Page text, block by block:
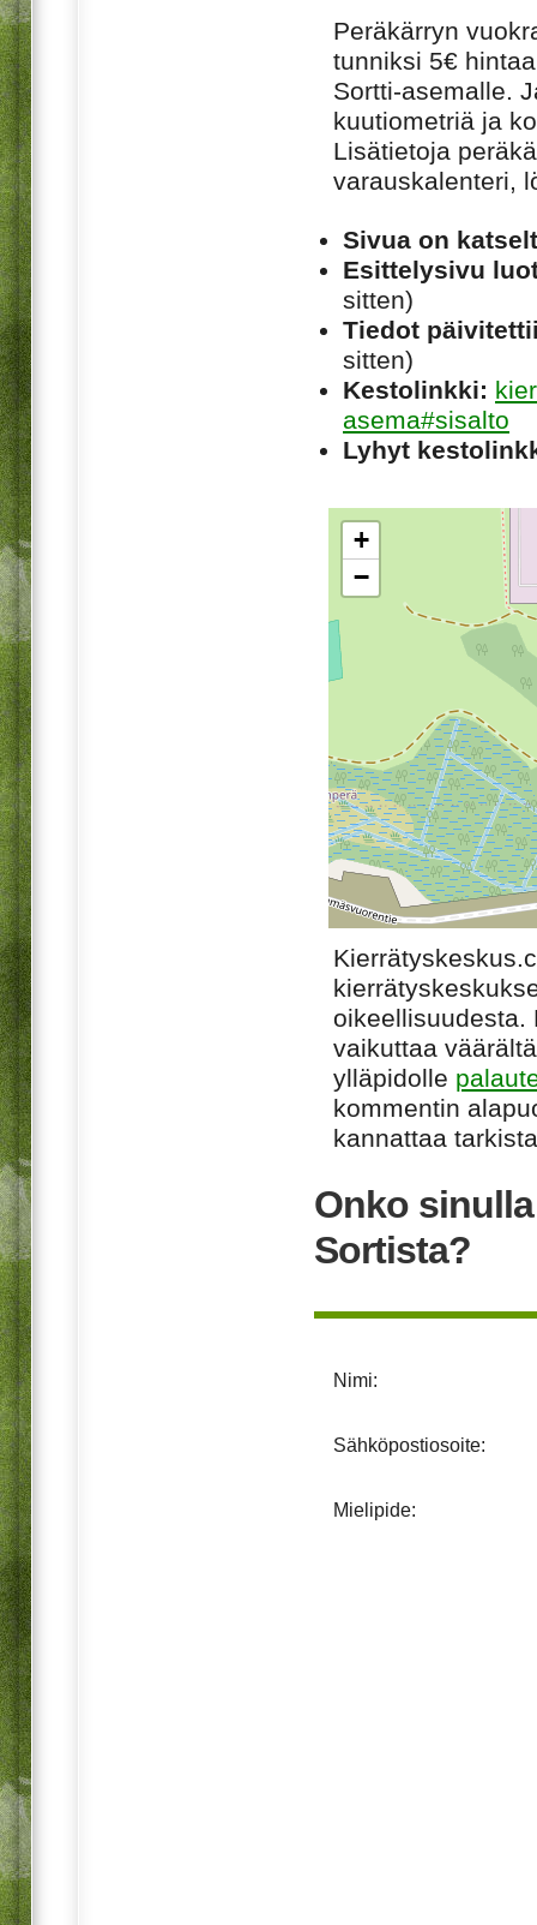
Peräkärryn
tunniksi 5€
Sortti-asemalle.
kuutiometriä ja
Lisätietoja
varauskalenteri,
Sivua on
Esittelysivu
sitten)
Tiedot
sitten)
Kestolinkki:
asema#sisalto
Lyhyt
+
−
oikeellisuudesta.
vaikuttaa
ylläpidolle
kommentin
kannattaa
Onko
Sortista?
Nimi:
Sähköpostiosoite:
Mielipide: